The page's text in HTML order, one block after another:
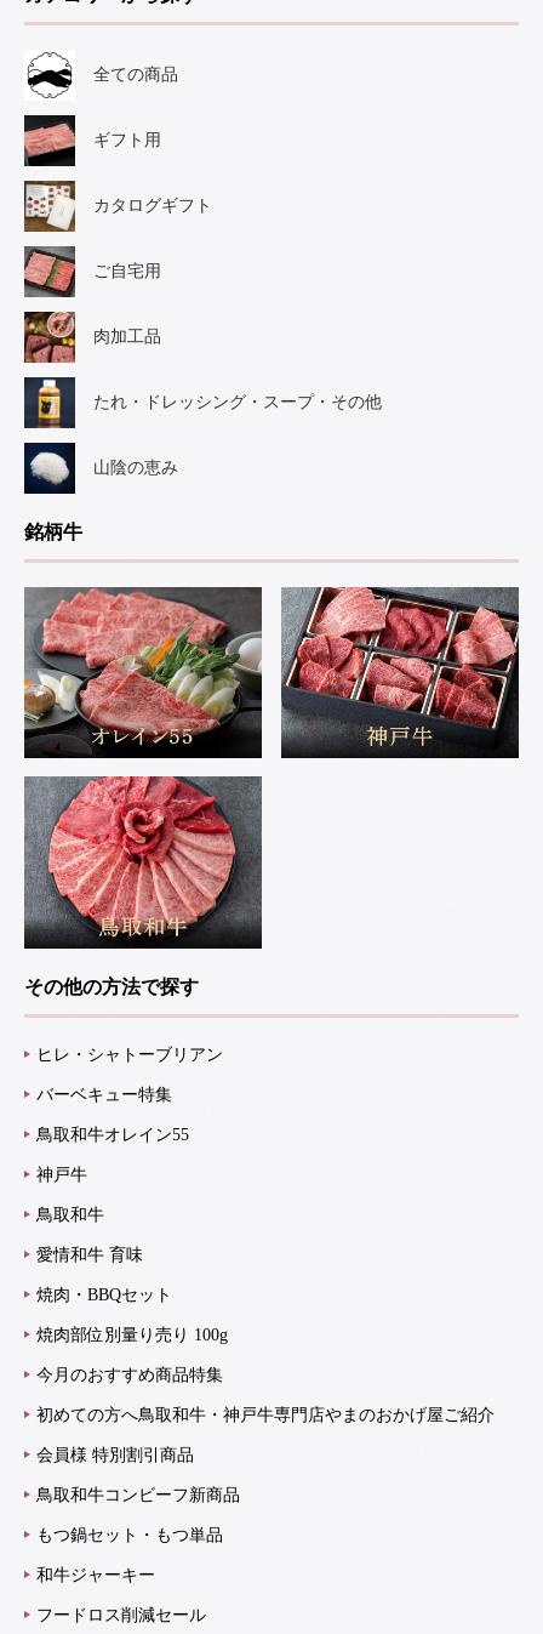
全ての商品
ギフト用
カタログギフト
ご自宅用
肉加工品
たれ・ドレッシング・スープ・その他
山陰の恵み
銘柄牛
その他の方法で探す
ヒレ・シャトーブリアン
バーベキュー特集
鳥取和牛オレイン55
神戸牛
鳥取和牛
愛情和牛 育味
焼肉・BBQセット
焼肉部位別量り売り 100g
今月のおすすめ商品特集
初めての方へ鳥取和牛・神戸牛専門店やまのおかげ屋ご紹介
会員様 特別割引商品
鳥取和牛コンビーフ新商品
もつ鍋セット・もつ単品
和牛ジャーキー
フードロス削減セール